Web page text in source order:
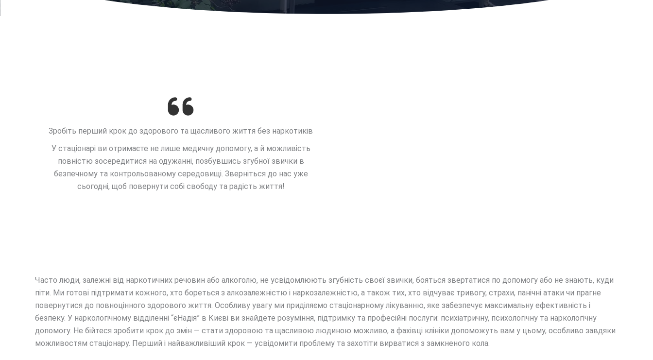
Зробіть перший крок до здорового та щасливого життя без наркотиків
У стаціонарі ви отримаєте не лише медичну допомогу, а й можливість
повністю зосередитися на одужанні, позбувшись згубної звички в
безпечному та контрольованому середовищі. Зверніться до нас уже
сьогодні, щоб повернути собі свободу та радість життя!
Часто люди, залежні від наркотичних речовин або алкоголю, не усвідомлюють згубність своєї звички, бояться звертатися по допомогу або не знають, куди
піти. Ми готові підтримати кожного, хто бореться з алкозалежністю і наркозалежністю, а також тих, хто відчуває тривогу, страхи, панічні атаки чи прагне
повернутися до повноцінного здорового життя. Особливу увагу ми приділяємо стаціонарному лікуванню, яке забезпечує максимальну ефективність і
безпеку. У наркологічному відділенні “єНадія” в Києві ви знайдете розуміння, підтримку та професійні послуги: психіатричну, психологічну та наркологічну
допомогу. Не бійтеся зробити крок до змін — стати здоровою та щасливою людиною можливо, а фахівці клініки допоможуть вам у цьому, особливо завдяки
можливостям стаціонару. Перший і найважливіший крок — усвідомити проблему та захотіти вирватися з замкненого кола.